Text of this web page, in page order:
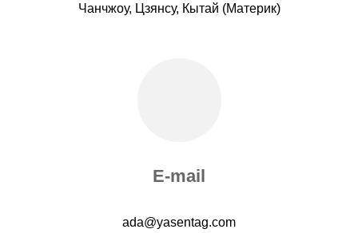
Чанчжоу, Цзянсу, Кытай (Материк)
E-mail
ada@yasentag.com